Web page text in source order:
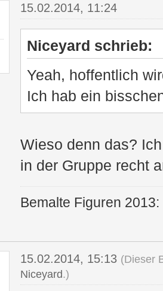
15.02.2014, 11:24
Niceyard schrieb:
Yeah, hoffentlich
Ich hab ein
Wieso denn das?
in der Gruppe recht
Bemalte Figuren
15.02.2014, 15:13 (Dieser
Niceyard.)